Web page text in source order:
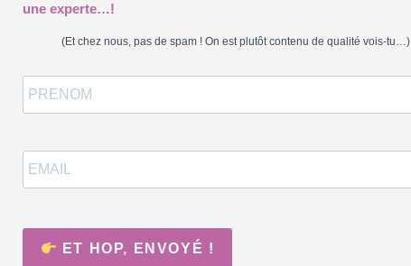
une experte…!
(Et chez nous, pas de spam ! On est plutôt contenu de qualité vois-tu…)
ET HOP, ENVOYÉ !